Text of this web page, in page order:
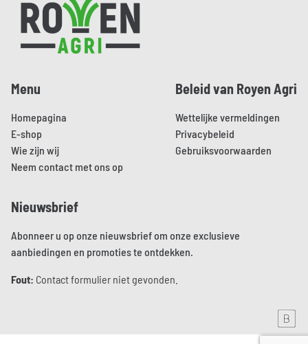
Menu
Homepagina
E-shop
Wie zijn wij
Neem contact met ons op
Beleid van Royen Agri
Wettelijke vermeldingen
Privacybeleid
Gebruiksvoorwaarden
Nieuwsbrief
Abonneer u op onze nieuwsbrief om onze exclusieve
aanbiedingen en promoties te ontdekken.
Fout: Contact formulier niet gevonden.